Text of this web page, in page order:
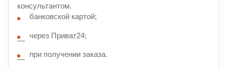
консультантом.
банковской картой;
через Приват24;
при получении заказа.